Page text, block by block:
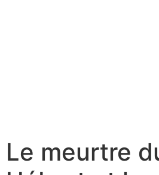
Le meurtre